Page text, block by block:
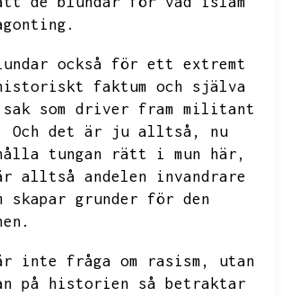
också för ett extremt
faktum och själva
sak som driver fram militant
Och det är ju alltså,
nu
tungan rätt i mun här,
alltså andelen invandrare
skapar grunder för den
inte fråga om rasism,
utan
på historien så betraktar